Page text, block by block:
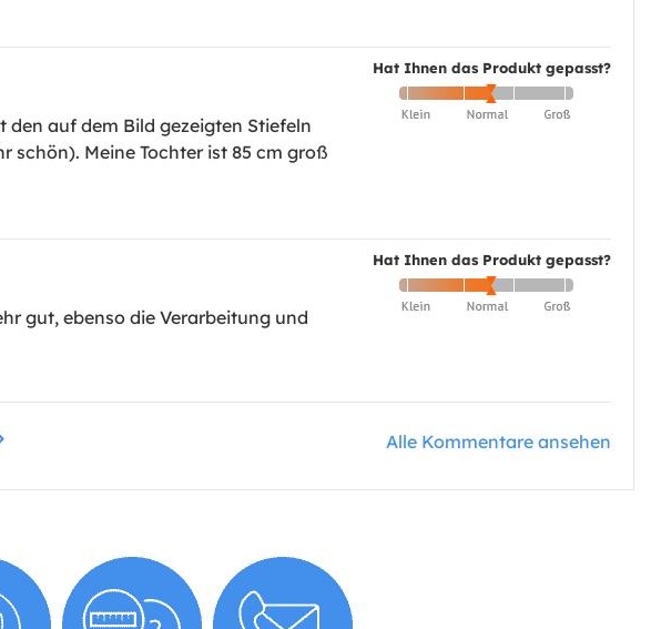
Hat Ihnen das Produkt gepasst?
auf dem Bild gezeigten Stiefeln
schön). Meine Tochter ist 85 cm groß
Hat Ihnen das Produkt gepasst?
gut, ebenso die Verarbeitung und
Alle Kommentare ansehen